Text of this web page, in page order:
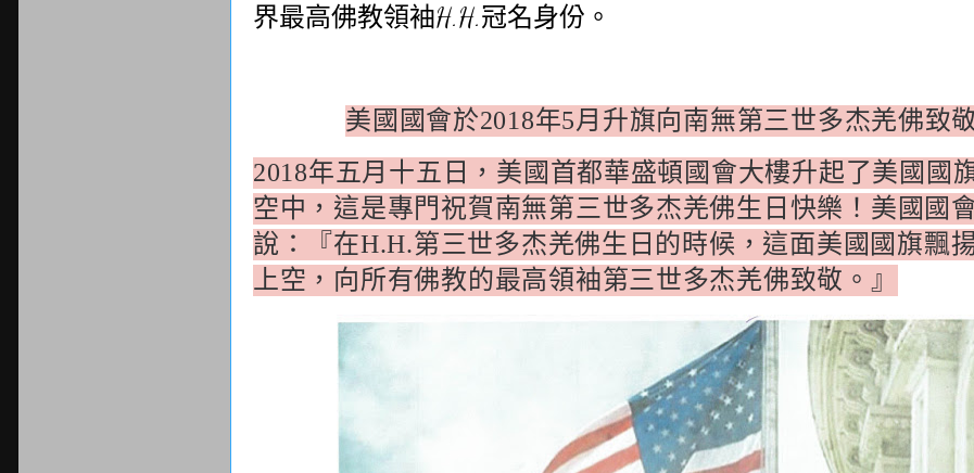
界最高佛教領袖H.H.冠名身份。
美國國會於2018年5月升旗向南無第三世多杰羌佛致敬
2018年五月十五日，美國首都華盛頓國會大樓升起了美國國
空中，這是專門祝賀南無第三世多杰羌佛生日快樂！美國國
說：『在H.H.第三世多杰羌佛生日的時候，這面美國國旗飄
上空，向所有佛教的最高領袖第三世多杰羌佛致敬。』